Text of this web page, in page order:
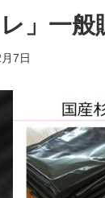
レ」一
7日